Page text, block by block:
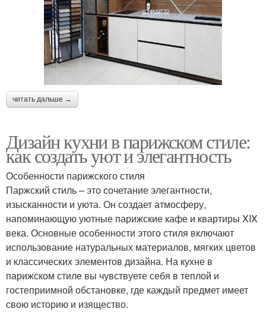
читать дальше →
Дизайн кухни в парижском стиле:
как создать уют и элегантность
Особенности парижского стиля
Паржский стиль – это сочетание элегантности,
изысканности и уюта. Он создает атмосферу,
напоминающую уютные парижские кафе и квартиры XIX
века. Основные особенности этого стиля включают
использование натуральных материалов, мягких цветов
и классических элементов дизайна. На кухне в
парижском стиле вы чувствуете себя в теплой и
гостеприимной обстановке, где каждый предмет имеет
свою историю и изящество.